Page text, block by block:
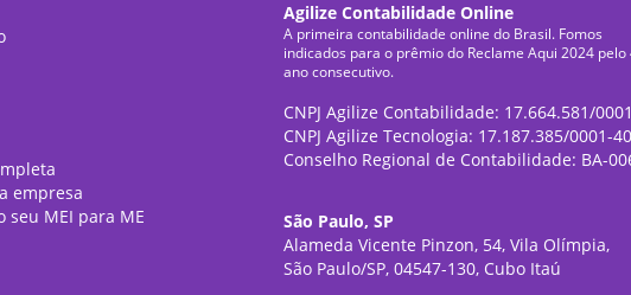
empresa
seu MEI para ME
Agilize Contabilidade Online
A primeira contabilidade online do Brasil. Fomos
indicados para o prêmio do Reclame Aqui 2024 pelo
ano consecutivo.
CNPJ Agilize Contabilidade: 17.664.581/
CNPJ Agilize Tecnologia: 17.187.385/0001-40
Conselho Regional de Contabilidade: BA-
São Paulo, SP
Alameda Vicente Pinzon, 54, Vila Olímpia,
São Paulo/SP, 04547-130, Cubo Itaú